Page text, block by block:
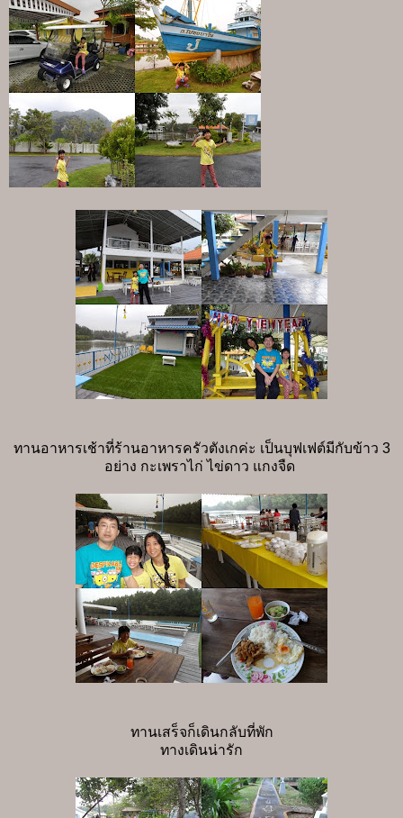
ทานอาหารเช้าที่ร้านอาหารครัวตังเกค่ะ เป็นบุฟเฟต์มีกับข้าว 3
อย่าง กะเพราไก่ ไข่ดาว แกงจืด
ทานเสร็จก็เดินกลับที่พัก
ทางเดินน่ารัก